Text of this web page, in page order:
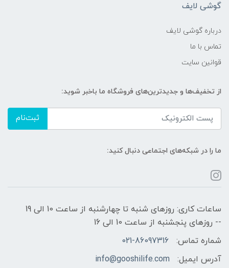
گوشی لایف
درباره گوشی لایف
تماس با ما
قوانین سایت
از تخفیف‌ها و جدیدترین‌های فروشگاه ما باخبر شوید:
ثبت‌نام
ما را در شبکه‌های اجتماعی دنبال کنید:
ساعات کاری: روزهای شنبه تا چهارشنبه از ساعت 10 الی 19
-- روزهای پنجشنبه از ساعت 10 الی 16
شماره تماس:
021-86097316
آدرس ایمیل:
info@gooshilife.com